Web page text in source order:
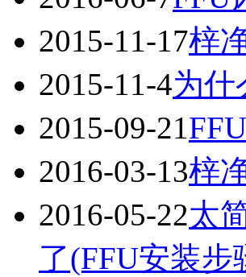
2015-11-17梓
2015-11-4为什
2015-09-21
2016-03-13梓
2016-05-22太
了(FFU安装步